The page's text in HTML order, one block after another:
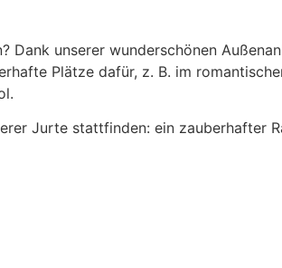
Dank unserer wunderschönen
Plätze dafür, z. B. im
Jurte stattfinden: ein zauberhafter